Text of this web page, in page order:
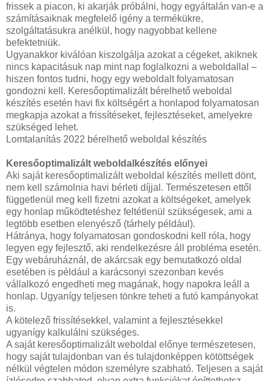
frissek a piacon, ki akarják próbálni, hogy egyáltalán van-e a
számításaiknak megfelelő igény a termékükre,
szolgáltatásukra anélkül, hogy nagyobbat kellene
befektetniük.
Ugyanakkor kiválóan kiszolgálja azokat a cégeket, akiknek
nincs kapacitásuk nap mint nap foglalkozni a weboldallal –
hiszen fontos tudni, hogy egy weboldalt folyamatosan
gondozni kell. Keresőoptimalizált bérelhető weboldal
készítés esetén havi fix költségért a honlapod folyamatosan
megkapja azokat a frissítéseket, fejlesztéseket, amelyekre
szükséged lehet.
Lomtalanítás 2022 bérelhető weboldal készítés
Keresőoptimalizált weboldalkészítés előnyei
Aki saját keresőoptimalizált weboldal készítés mellett dönt,
nem kell számolnia havi bérleti díjjal. Természetesen ettől
függetlenül meg kell fizetni azokat a költségeket, amelyek
egy honlap működtetéshez feltétlenül szükségesek, ami a
legtöbb esetben elenyésző (tárhely például).
Hátránya, hogy folyamatosan gondoskodni kell róla, hogy
legyen egy fejlesztő, aki rendelkezésre áll probléma esetén.
Egy webáruháznál, de akárcsak egy bemutatkozó oldal
esetében is például a karácsonyi szezonban kevés
vállalkozó engedheti meg magának, hogy napokra leáll a
honlap. Ugyanígy teljesen tönkre teheti a futó kampányokat
is.
A kötelező frissítésekkel, valamint a fejlesztésekkel
ugyanígy kalkulálni szükséges.
A saját keresőoptimalizált weboldal előnye természetesen,
hogy saját tulajdonban van és tulajdonképpen kötöttségek
nélkül végtelen módon személyre szabható. Teljesen a saját